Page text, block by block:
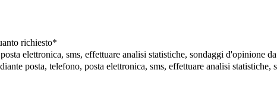
richiesto*
elettronica, sms, effettuare analisi statistiche, sondaggi d'opinione
posta, telefono, posta elettronica, sms, effettuare analisi statistiche,